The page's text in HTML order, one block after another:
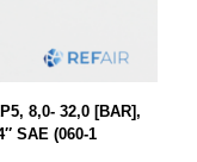
8,0- 32,0 [BAR],
SAE (060-1